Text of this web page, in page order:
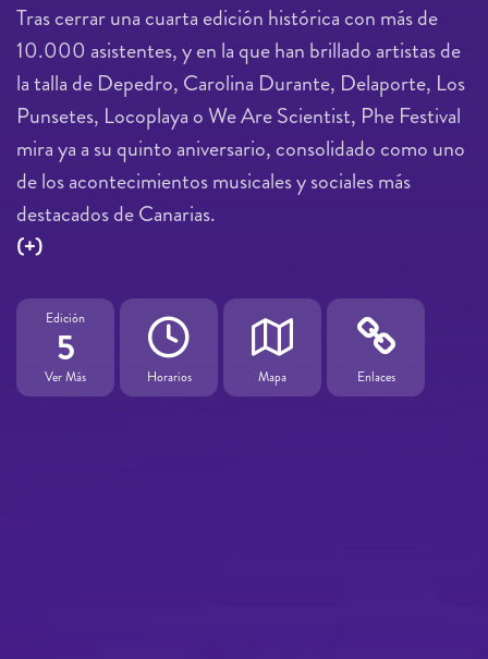
Tras cerrar una cuarta edición histórica con más de
10.000 asistentes, y en la que han brillado artistas de
la talla de Depedro, Carolina Durante, Delaporte, Los
Punsetes, Locoplaya o We Are Scientist, Phe Festival
mira ya a su quinto aniversario, consolidado como uno
de los acontecimientos musicales y sociales más
destacados de Canarias.
(+)
Edición
5
Ver Más Horarios Mapa Enlaces